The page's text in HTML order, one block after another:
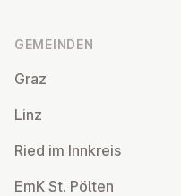
GEMEINDEN
Graz
Linz
Ried im Innkreis
EmK St. Pölten